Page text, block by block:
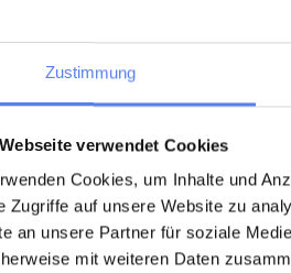
Zustimmung
verwendet Cookies
Cookies, um Inhalte und
Zugriffe auf unsere Website zu
an unsere Partner für soziale
mit weiteren Daten
rund ums Haus
schönsten Gegenden von Fjand –
Nordsee.
oder Radtouren in der Husby
Atmosphäre im nahegelegenen
Geschäften.